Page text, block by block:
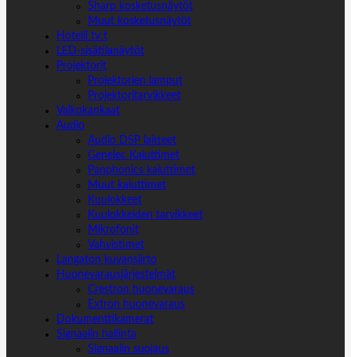
Sharp kosketusnäytöt
Muut kosketusnäytöt
Hotelli tv:t
LED-sisätilanäytöt
Projektorit
Projektorien lamput
Projektoritarvikkeet
Valkokankaat
Audio
Audio DSP laitteet
Genelec Kaiuttimet
Panphonics kaiuttimet
Muut kaiuttimet
Kuulokkeet
Kuulokkeiden tarvikkeet
Mikrofonit
Vahvistimet
Langaton kuvansiirto
Huonevarausjärjestelmät
Crestron huonevaraus
Extron huonevaraus
Dokumenttikamerat
Signaalin hallinta
Signaalin suojaus